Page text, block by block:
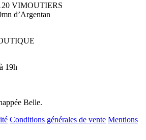
VIMOUTIERS
d’Argentan
19h
Belle.
Conditions générales de vente Mentions